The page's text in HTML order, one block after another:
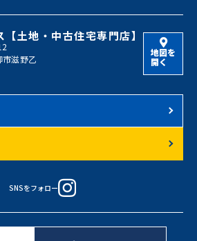
【土地・中古住宅専門店】
滋野乙
地図を
開く
SNSをフォロー